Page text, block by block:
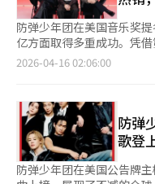
责人指出，更令业界担忧
续，第二季度出境游需求或将出现同
的是，韩国入境旅游需求
降，进而刺激入境客流持
游平台All My Tour数据显
举办演出期间，当周外籍
游平台Trip.com数据显示
比增长83%，外籍游客赴韩热持续升温
客的旅游目的地正逐步从
为新兴热门目的地。旅游
地区外籍游客交易额同比
防弹少年团在美国音乐奖
亿方面取得多重成功。凭
围内的影响力不断扩大。 根据14日公布的美国音乐奖提名名单，
被提名为“最佳男性K-
歌《游泳》在发行不到一
Billboard榜单上，《游泳
五。专辑中的其他歌曲如
位，《Hooligan》72位，
2026-04-16 02:06:00
防弹
歌登
防弹少年团在美国公告牌